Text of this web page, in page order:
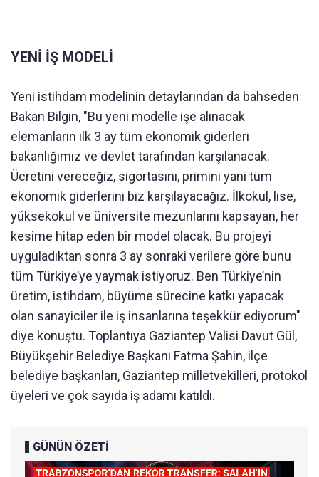
YENİ İŞ MODELİ
Yeni istihdam modelinin detaylarından da bahseden
Bakan Bilgin, "Bu yeni modelle işe alınacak
elemanların ilk 3 ay tüm ekonomik giderleri
bakanlığımız ve devlet tarafından karşılanacak.
Ücretini vereceğiz, sigortasını, primini yani tüm
ekonomik giderlerini biz karşılayacağız. İlkokul, lise,
yüksekokul ve üniversite mezunlarını kapsayan, her
kesime hitap eden bir model olacak. Bu projeyi
uyguladıktan sonra 3 ay sonraki verilere göre bunu
tüm Türkiye’ye yaymak istiyoruz. Ben Türkiye’nin
üretim, istihdam, büyüme sürecine katkı yapacak
olan sanayiciler ile iş insanlarına teşekkür ediyorum"
diye konuştu. Toplantıya Gaziantep Valisi Davut Gül,
Büyükşehir Belediye Başkanı Fatma Şahin, ilçe
belediye başkanları, Gaziantep milletvekilleri, protokol
üyeleri ve çok sayıda iş adamı katıldı.
GÜNÜN ÖZETİ